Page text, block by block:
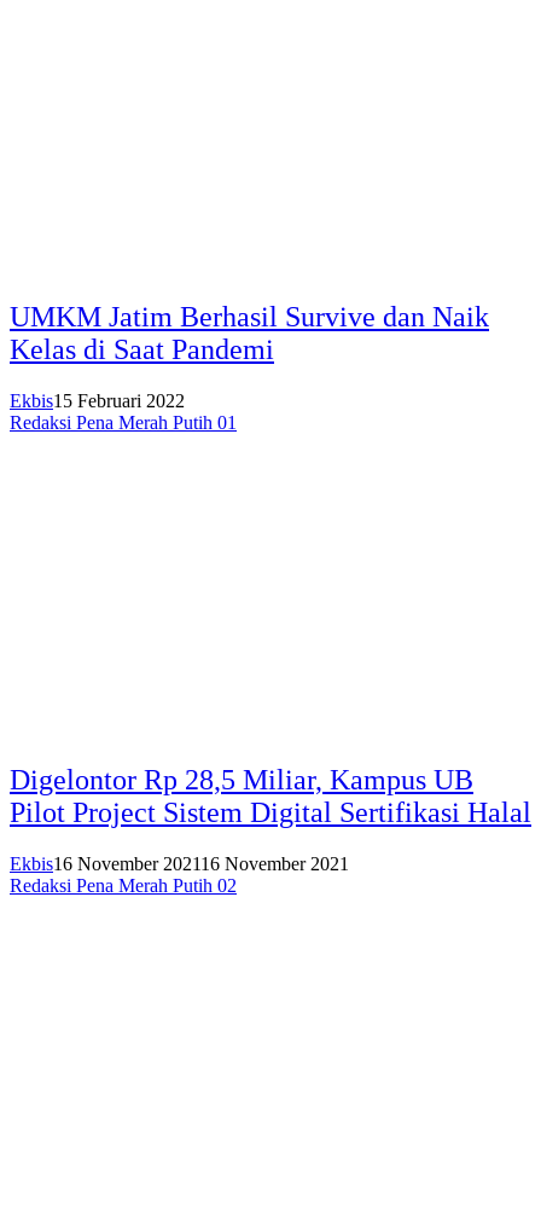
UMKM Jatim Berhasil Survive dan Naik
Kelas di Saat Pandemi
Ekbis15 Februari 2022
Redaksi Pena Merah Putih 01
Digelontor Rp 28,5 Miliar, Kampus UB
Pilot Project Sistem Digital Sertifikasi Halal
Ekbis16 November 202116 November 2021
Redaksi Pena Merah Putih 02